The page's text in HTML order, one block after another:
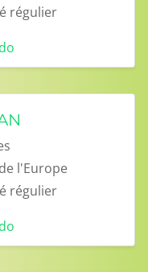
régulier
l'Europe
régulier